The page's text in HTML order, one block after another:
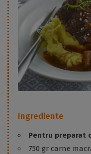
Ingrediente
Pentru preparat
750 gr carne